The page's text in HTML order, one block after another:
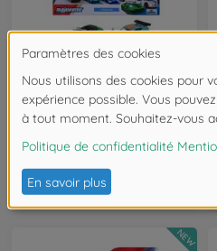
Voitures de course
Majo Porsche 5 Pcs Giftpack
8502105002
€19.99
NEW